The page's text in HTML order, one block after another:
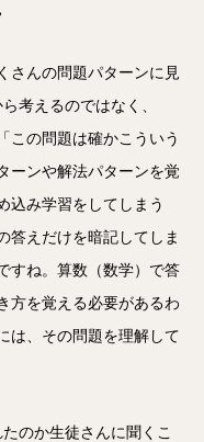
さんの問題パターンに見
考えるのではなく、
この問題は確かこういう
ーンや解法パターンを覚
込み学習をしてしまう
答えだけを暗記してしま
すね。算数（数学）で答
方を覚える必要があるわ
は、その問題を理解して
のか生徒さんに聞くこ